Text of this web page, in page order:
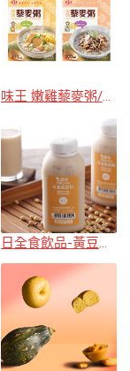
味王 嫩雞藜麥粥/香菇藜麥粥
日全食飲品-黃豆豆奶